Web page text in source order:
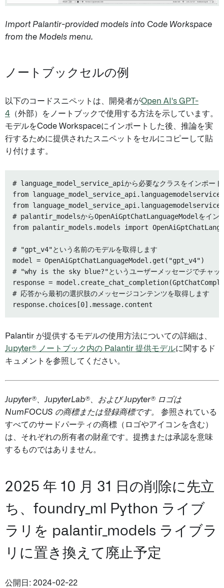
Import Palantir-provided models into Code Workspace
from the Models menu.
ノートブックセルの例
以下のコードスニペットは、開発者がOpen AI's GPT-
4 （外部）をノートブックで使用する方法を示しています。
モデルをCode Workspaceにインポートした後、推論を実
行するために提供されたスニペットをセルにコピーして貼
り付けます。
# language_model_service_apiから必要なクラスをインポート
from
from
# palantir_modelsからOpenAiGptChatLanguageModelをイン
from palantir_models.models import
# "gpt_v4"という名前のモデルを取得します
model = OpenAiGptChatLanguageModel.get("gpt_v4")
# "why is the sky blue?"というユーザーメッセージでチャッ
response =
# 応答から最初の選択肢のメッセージコンテンツを取得します
Palantir が提供するモデルの使用方法についての詳細は、
Jupyter® ノートブック内の Palantir 提供モデルに関するド
キュメントを参照してください。
Jupyter®、JupyterLab®、および Jupyter® ロゴは
NumFOCUS の商標または登録商標です。
参照されている
すべてのサードパーティの商標（ロゴやアイコンを含む）
は、それぞれの所有者の財産です。提携または承認を意味
するものではありません。
2025 年 10 月 31 日の削除に先立
ち、foundry_ml Python ライブ
ラリを palantir_models ライブラ
リに置き換えて廃止予定
公開日: 2024-02-22